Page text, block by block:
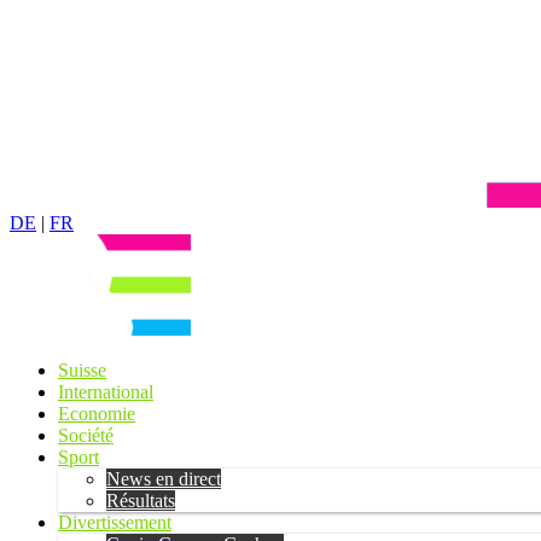
DE | FR
Suisse
International
Economie
Société
Sport
News en direct
Résultats
Divertissement